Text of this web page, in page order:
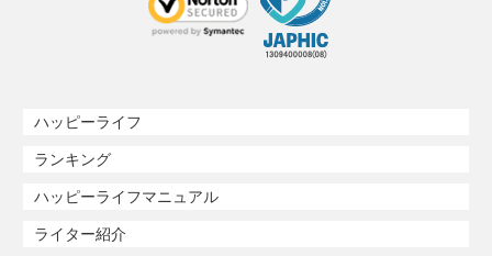
ハッピーライフ
ランキング
ハッピーライフマニュアル
ライター紹介